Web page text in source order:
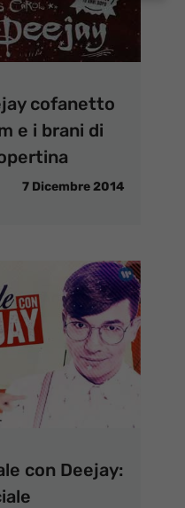
cofanetto
e i brani di
7 Dicembre 2014
con Deejay: